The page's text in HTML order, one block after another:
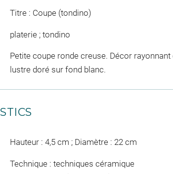
Titre : Coupe (tondino)
platerie ; tondino
Petite coupe ronde creuse. Décor
lustre doré sur fond blanc.
Hauteur : 4,5 cm ; Diamètre : 22 cm
Technique : techniques céramique